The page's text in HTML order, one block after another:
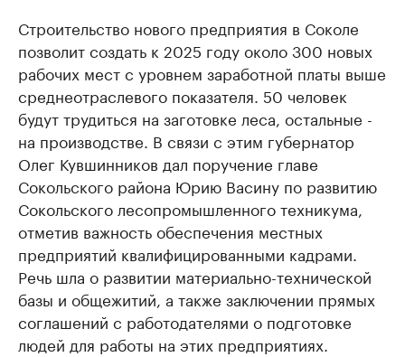
Строительство нового предприятия в Соколе
позволит создать к 2025 году около 300 новых
рабочих мест с уровнем заработной платы выше
среднеотраслевого показателя. 50 человек
будут трудиться на заготовке леса, остальные -
на производстве. В связи с этим губернатор
Олег Кувшинников дал поручение главе
Сокольского района Юрию Васину по развитию
Сокольского лесопромышленного техникума,
отметив важность обеспечения местных
предприятий квалифицированными кадрами.
Речь шла о развитии материально-технической
базы и общежитий, а также заключении прямых
соглашений с работодателями о подготовке
людей для работы на этих предприятиях.